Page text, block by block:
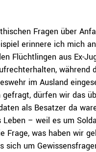
Fragen über
erinnere ich mich
Flüchtlingen aus Ex-
während
im Ausland
dürfen wir das
als Besatzer da
– weil es um
Frage, was haben wir
sich um